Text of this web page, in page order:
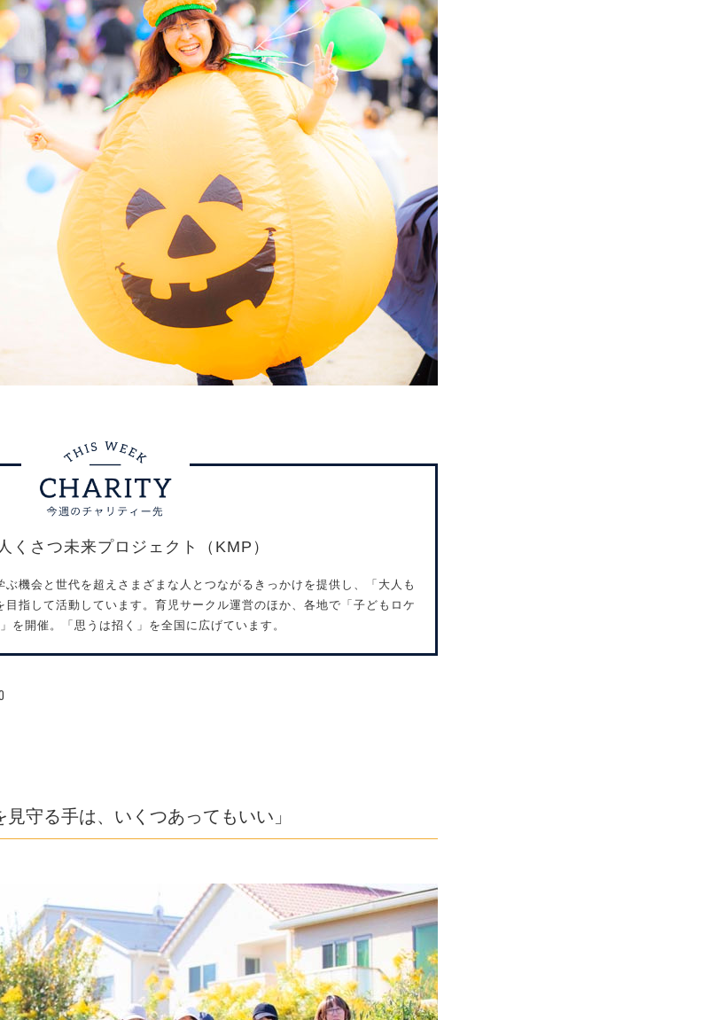
くさつ未来プロジェクト（KMP）
機会と世代を超えさまざまな人とつながるきっかけを提供し、「大人も
指して活動しています。育児サークル運営のほか、各地で「子どもロケ
を開催。「思うは招く」を全国に広げています。
見守る手は、いくつあってもいい」